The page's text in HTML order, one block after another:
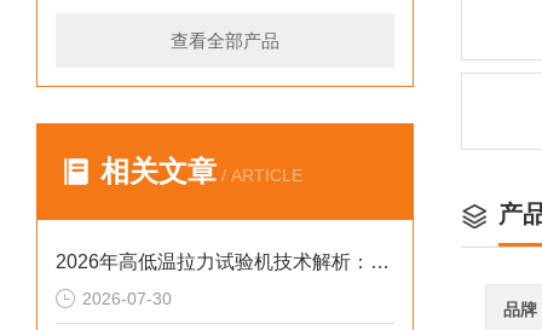
查看全部产品
相关文章 / ARTICLE
2026年高低温拉力试验机技术解析：温变环境力学检测选型参考
2026-07-30
产
品牌